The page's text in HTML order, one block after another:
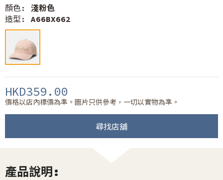
顏色: 淺粉色
造型: A66BX662
HKD359.00
價格以店內標價為準。圖片只供參考，一切以實物為準。
尋找店舖
產品說明: